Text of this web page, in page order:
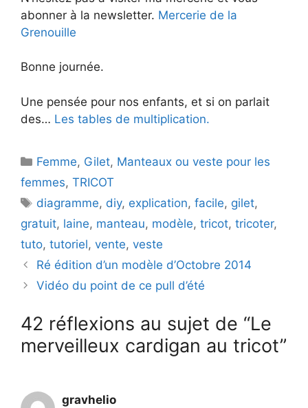
abonner à la newsletter. Mercerie de la
Grenouille
Bonne journée.
Une pensée pour nos enfants, et si on parlait
des… Les tables de multiplication.
Catégories
Femme, Gilet, Manteaux ou veste pour les
femmes, TRICOT
Étiquettes
diagramme, diy, explication,facile, gilet,
gratuit, laine, manteau, modèle, tricot, tricoter,
tuto, tutoriel, vente, veste
Ré édition d’un modèle d’Octobre 2014
Vidéo du point de ce pull d’été
42 réflexions au sujet de “Le
merveilleux cardigan au tricot”
gravhelio